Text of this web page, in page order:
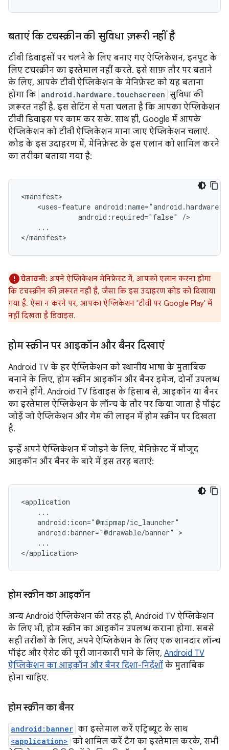
बताएं कि टचस्क्रीन की सुविधा ज़रूरी नहीं है
टीवी डिवाइसों पर चलने के लिए बनाए गए ऐप्लिकेशन, इनपुट के
लिए टचस्क्रीन का इस्तेमाल नहीं करते. इसे साफ़ तौर पर बताने
के लिए, आपके टीवी ऐप्लिकेशन के मेनिफ़ेस्ट को यह बताना
होगा कि android.hardware.touchscreen सुविधा की
ज़रूरत नहीं है. इस सेटिंग से पता चलता है कि आपका ऐप्लिकेशन
टीवी डिवाइस पर काम कर सके. साथ ही, Google में आपके
ऐप्लिकेशन को टीवी ऐप्लिकेशन माना जाए ऐप्लिकेशन चलाएं.
कोड के इस उदाहरण में, मेनिफ़ेस्ट के इस एलान को शामिल करने
का तरीका बताया गया है:
<uses-feature
android:required="false"
...
</manifest>
चेतावनी: अपने ऐप्लिकेशन मेनिफ़ेस्ट में, आपको एलान करना होगा
कि टचस्क्रीन की ज़रूरत नहीं है, जैसा कि इस उदाहरण कोड को दिखाया
गया है. ऐसा न करने पर, आपका ऐप्लिकेशन 'टीवी पर Google Play' में
नहीं दिखता है डिवाइस.
होम स्क्रीन पर आइकॉन और बैनर दिखाएं
Android TV के हर ऐप्लिकेशन को स्थानीय भाषा के मुताबिक
बनाने के लिए, होम स्क्रीन आइकॉन और बैनर इमेज, दोनों उपलब्ध
कराने होंगे. Android TV डिवाइस के हिसाब से, आइकॉन या बैनर
का इस्तेमाल ऐप्लिकेशन के लॉन्च के तौर पर किया जाता है पॉइंट
जोड़ें जो ऐप्लिकेशन और गेम की लाइन में होम स्क्रीन पर दिखता
है.
इन्हें अपने ऐप्लिकेशन में जोड़ने के लिए, मेनिफ़ेस्ट में मौजूद
आइकॉन और बैनर के बारे में इस तरह बताएं:
android:banner="@drawable/banner"
...
</application>
होम स्क्रीन का आइकॉन
अन्य Android ऐप्लिकेशन की तरह ही, Android TV ऐप्लिकेशन
के लिए भी, होम स्क्रीन का आइकॉन उपलब्ध कराना होगा. सबसे
सही तरीकों के लिए, अपने ऐप्लिकेशन के लिए एक शानदार लॉन्च
पॉइंट और ऐसेट की पूरी जानकारी पाने के लिए, Android TV
ऐप्लिकेशन का आइकॉन और बैनर दिशा-निर्देशों के मुताबिक
होना चाहिए.
होम स्क्रीन का बैनर
android:banner का इस्तेमाल करें एट्रिब्यूट के साथ
<application> को शामिल करें टैग का इस्तेमाल करके, सभी